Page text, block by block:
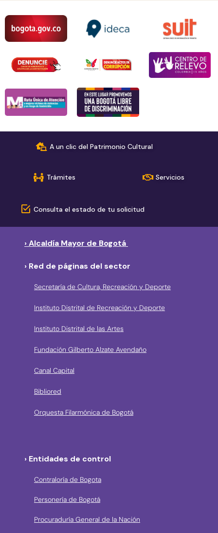
A un clic del Patrimonio Cultural
Trámites Servicios
Consulta el estado de tu solicitud
› Alcaldía Mayor de Bogotá
› Red de páginas del sector
Secretaría de Cultura, Recreación y Deporte
Instituto Distrital de Recreación y Deporte
Instituto Distrital de las Artes
Fundación Gilberto Alzate Avendaño
Canal Capital
Bibliored
Orquesta Filarmónica de Bogotá
› Entidades de control
Contraloría de Bogota
Personería de Bogotá
Procuraduría General de la Nación